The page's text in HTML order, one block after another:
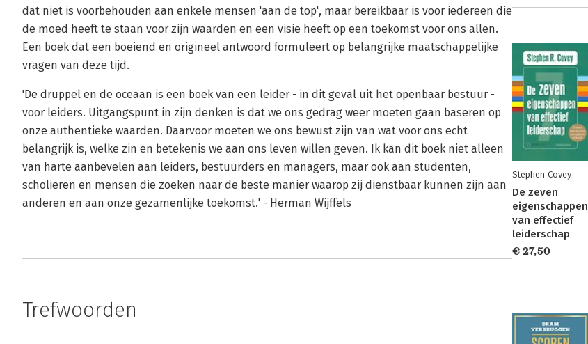
dat niet is voorbehouden aan enkele mensen 'aan de top', maar bereikbaar is voor iedereen die
de moed heeft te staan voor zijn waarden en een visie heeft op een toekomst voor ons allen.
Een boek dat een boeiend en origineel antwoord formuleert op belangrijke maatschappelijke
vragen van deze tijd.
'De druppel en de oceaan is een boek van een leider - in dit geval uit het openbaar bestuur -
voor leiders. Uitgangspunt in zijn denken is dat we ons gedrag weer moeten gaan baseren op
onze authentieke waarden. Daarvoor moeten we ons bewust zijn van wat voor ons echt
belangrijk is, welke zin en betekenis we aan ons leven willen geven. Ik kan dit boek niet alleen
van harte aanbevelen aan leiders, bestuurders en managers, maar ook aan studenten,
scholieren en mensen die zoeken naar de beste manier waarop zij dienstbaar kunnen zijn aan
anderen en aan onze gezamenlijke toekomst.' - Herman Wijffels
Trefwoorden
Stephen Covey
De zeven
eigenschappen
van effectief
leiderschap
€ 27,50